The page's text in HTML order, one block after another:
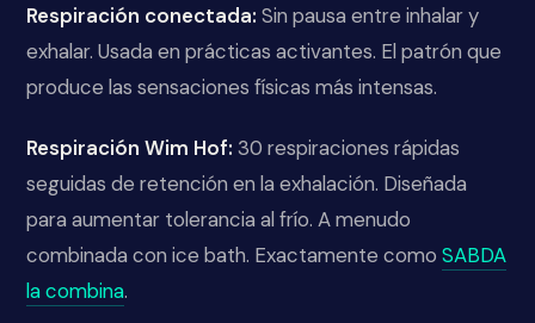
Respiración conectada: Sin pausa entre inhalar y
exhalar. Usada en prácticas activantes. El patrón que
produce las sensaciones físicas más intensas.
Respiración Wim Hof: 30 respiraciones rápidas
seguidas de retención en la exhalación. Diseñada
para aumentar tolerancia al frío. A menudo
combinada con ice bath. Exactamente como SABDA
la combina.